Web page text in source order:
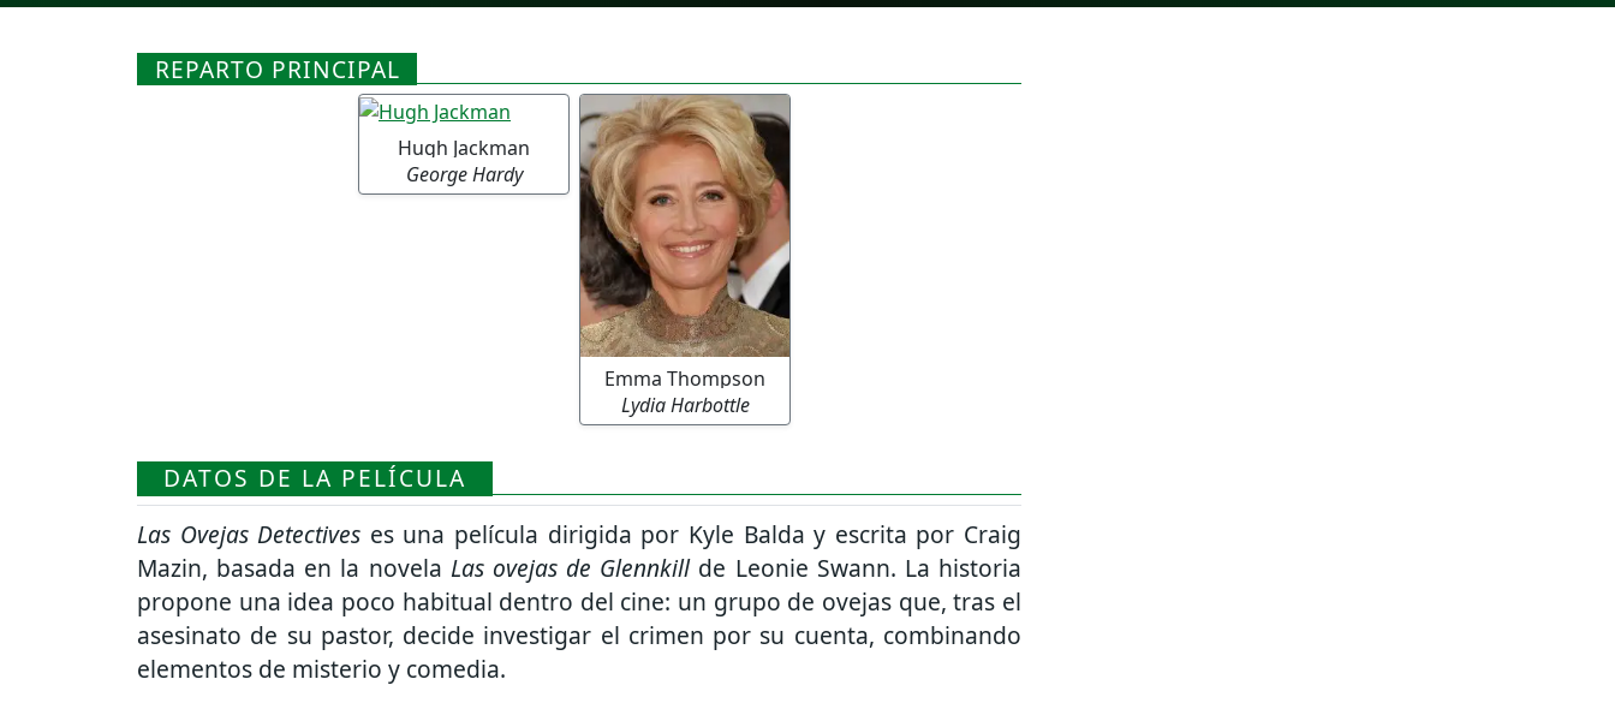
REPARTO PRINCIPAL
Hugh Jackman
George Hardy
Emma Thompson
Lydia Harbottle
DATOS DE LA PELÍCULA
Las Ovejas Detectives es una película dirigida por Kyle Balda y escrita por Craig
Mazin, basada en la novela Las ovejas de Glennkillde Leonie Swann. La historia
propone una idea poco habitual dentro del cine: un grupo de ovejas que, tras el
asesinato de su pastor, decide investigar el crimen por su cuenta, combinando
elementos de misterio y comedia.